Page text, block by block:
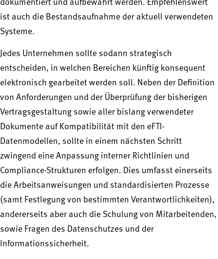
dokumentiert und aufbewahrt werden. Empfehlenswert
ist auch die Bestandsaufnahme der aktuell verwendeten
Systeme.
Jedes Unternehmen sollte sodann strategisch
entscheiden, in welchen Bereichen künftig konsequent
elektronisch gearbeitet werden soll. Neben der Definition
von Anforderungen und der Überprüfung der bisherigen
Vertragsgestaltung sowie aller bislang verwendeter
Dokumente auf Kompatibilität mit den eFTI-
Datenmodellen, sollte in einem nächsten Schritt
zwingend eine Anpassung interner Richtlinien und
Compliance-Strukturen erfolgen. Dies umfasst einerseits
die Arbeitsanweisungen und standardisierten Prozesse
(samt Festlegung von bestimmten Verantwortlichkeiten),
andererseits aber auch die Schulung von Mitarbeitenden,
sowie Fragen des Datenschutzes und der
Informationssicherheit.